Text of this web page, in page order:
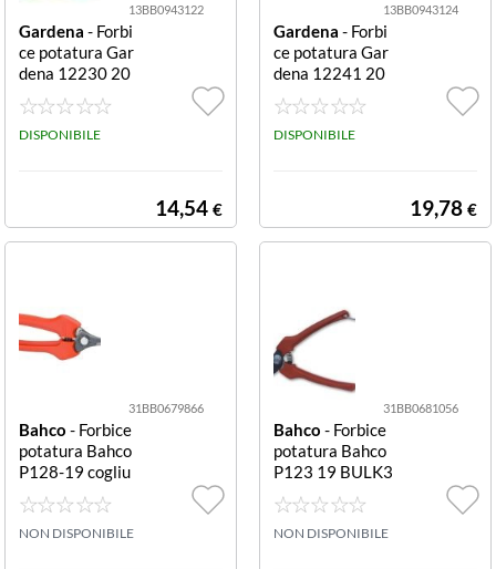
13BB0943122
Gardena - Forbi
ce potatura Gar
dena 12230 20
EASYCUT Bypa
ss Bypass
DISPONIBILE
14,54 €
13BB0943124
Gardena - Forbi
ce potatura Gar
dena 12241 20
PREMIUMCUT
Bypass Bypass
DISPONIBILE
19,78 €
31BB0679866
Bahco - Forbice
potatura Bahco
P128-19 cogliu
vaForbice potat
ura Bahco P128
-19 cogliuva ( co
NON DISPONIBILE
31BB0681056
Bahco - Forbice
potatura Bahco
P123 19 BULK3
0 BypassForbice
potatura Bahco
P123 19 BULK3
NON DISPONIBILE